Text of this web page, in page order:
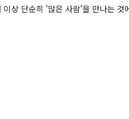
상 단순히 '많은 사람'을 만나는 것